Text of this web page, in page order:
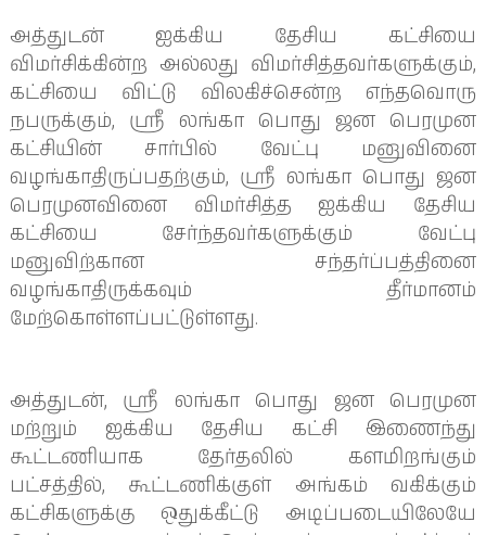
அத்துடன் ஐக்கிய தேசிய கட்சியை
விமர்சிக்கின்ற அல்லது விமர்சித்தவர்களுக்கும்,
கட்சியை விட்டு விலகிச்சென்ற எந்தவொரு
நபருக்கும், ஸ்ரீ லங்கா பொது ஜன பெரமுன
கட்சியின் சார்பில் வேட்பு மனுவினை
வழங்காதிருப்பதற்கும், ஸ்ரீ லங்கா பொது ஜன
பெரமுனவினை விமர்சித்த ஐக்கிய தேசிய
கட்சியை சேர்ந்தவர்களுக்கும் வேட்பு
மனுவிற்கான சந்தர்ப்பத்தினை
வழங்காதிருக்கவும் தீர்மானம்
மேற்கொள்ளப்பட்டுள்ளது.
அத்துடன், ஸ்ரீ லங்கா பொது ஜன பெரமுன
மற்றும் ஐக்கிய தேசிய கட்சி இணைந்து
கூட்டணியாக தேர்தலில் களமிறங்கும்
பட்சத்தில், கூட்டணிக்குள் அங்கம் வகிக்கும்
கட்சிகளுக்கு ஒதுக்கீட்டு அடிப்படையிலேயே